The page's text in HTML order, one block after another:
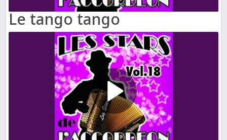
Le tango tango